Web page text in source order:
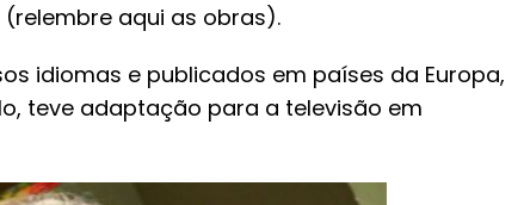
aqui as obras).
idiomas e publicados em países da Europa,
teve adaptação para a televisão em